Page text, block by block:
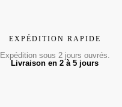
EXPÉDITION RAPIDE
Expédition sous 2 jours ouvrés.
Livraison en 2 à 5 jours